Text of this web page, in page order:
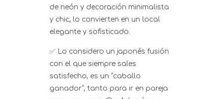
de neón y decoración minimalista
y chic, lo convierten en un local
elegante y sofisticado.
✅ Lo considero un japonés fusión
con el que siempre sales
satisfecho, es un “caballo
ganador”, tanto para ir en pareja